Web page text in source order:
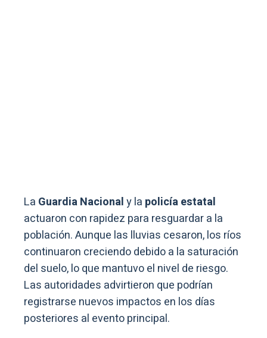
La Guardia Nacionaly la policía estatal
actuaron con rapidez para resguardar a la
población. Aunque las lluvias cesaron, los ríos
continuaron creciendo debido a la saturación
del suelo, lo que mantuvo el nivel de riesgo.
Las autoridades advirtieron que podrían
registrarse nuevos impactos en los días
posteriores al evento principal.